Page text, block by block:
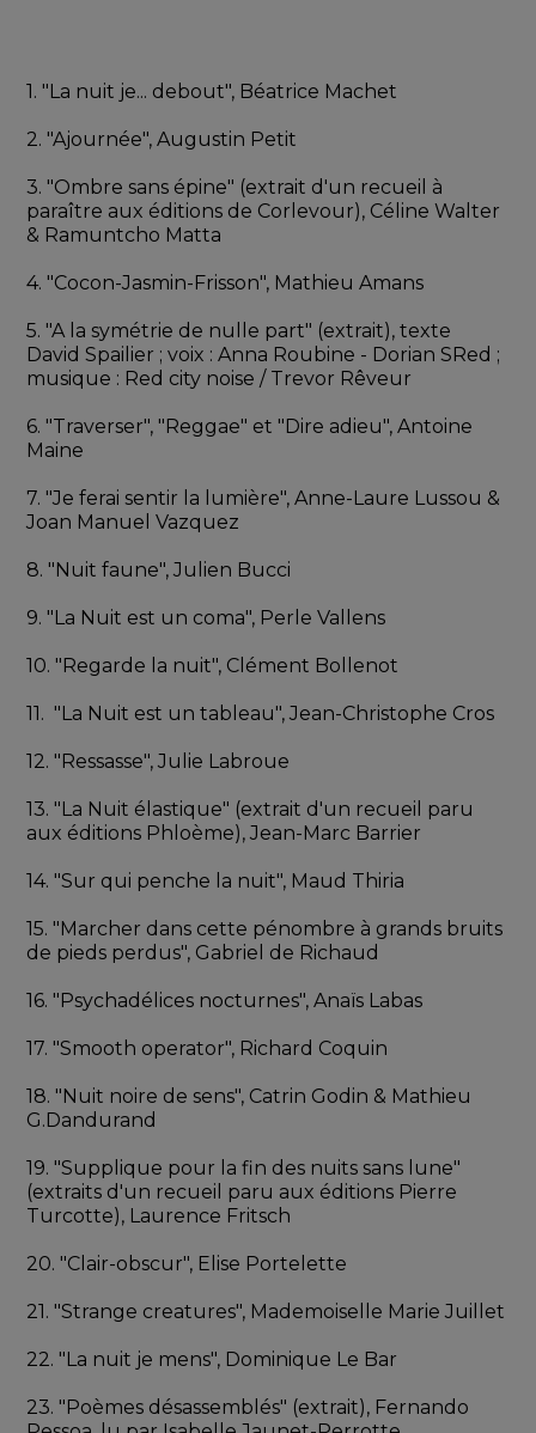
1. "La nuit je... debout", Béatrice Machet
2. "Ajournée", Augustin Petit
3. "Ombre sans épine" (extrait d'un recueil à
paraître aux éditions de Corlevour), Céline Walter
& Ramuntcho Matta
4. "Cocon-Jasmin-Frisson", Mathieu Amans
5. "A la symétrie de nulle part" (extrait), texte
David Spailier ; voix : Anna Roubine - Dorian SRed ;
musique : Red city noise / Trevor Rêveur
6. "Traverser", "Reggae" et "Dire adieu", Antoine
Maine
7. "Je ferai sentir la lumière", Anne-Laure Lussou &
Joan Manuel Vazquez
8. "Nuit faune", Julien Bucci
9. "La Nuit est un coma", Perle Vallens
10. "Regarde la nuit", Clément Bollenot
11.  "La Nuit est un tableau", Jean-Christophe Cros
12. "Ressasse", Julie Labroue
13. "La Nuit élastique" (extrait d'un recueil paru
aux éditions Phloème), Jean-Marc Barrier
14. "Sur qui penche la nuit", Maud Thiria
15. "Marcher dans cette pénombre à grands bruits
de pieds perdus", Gabriel de Richaud
16. "Psychadélices nocturnes", Anaïs Labas
17. "Smooth operator", Richard Coquin
18. "Nuit noire de sens", Catrin Godin & Mathieu
G.Dandurand
19. "Supplique pour la fin des nuits sans lune"
(extraits d'un recueil paru aux éditions Pierre
Turcotte), Laurence Fritsch
20. "Clair-obscur", Elise Portelette
21. "Strange creatures", Mademoiselle Marie Juillet
22. "La nuit je mens", Dominique Le Bar
23. "Poèmes désassemblés" (extrait), Fernando